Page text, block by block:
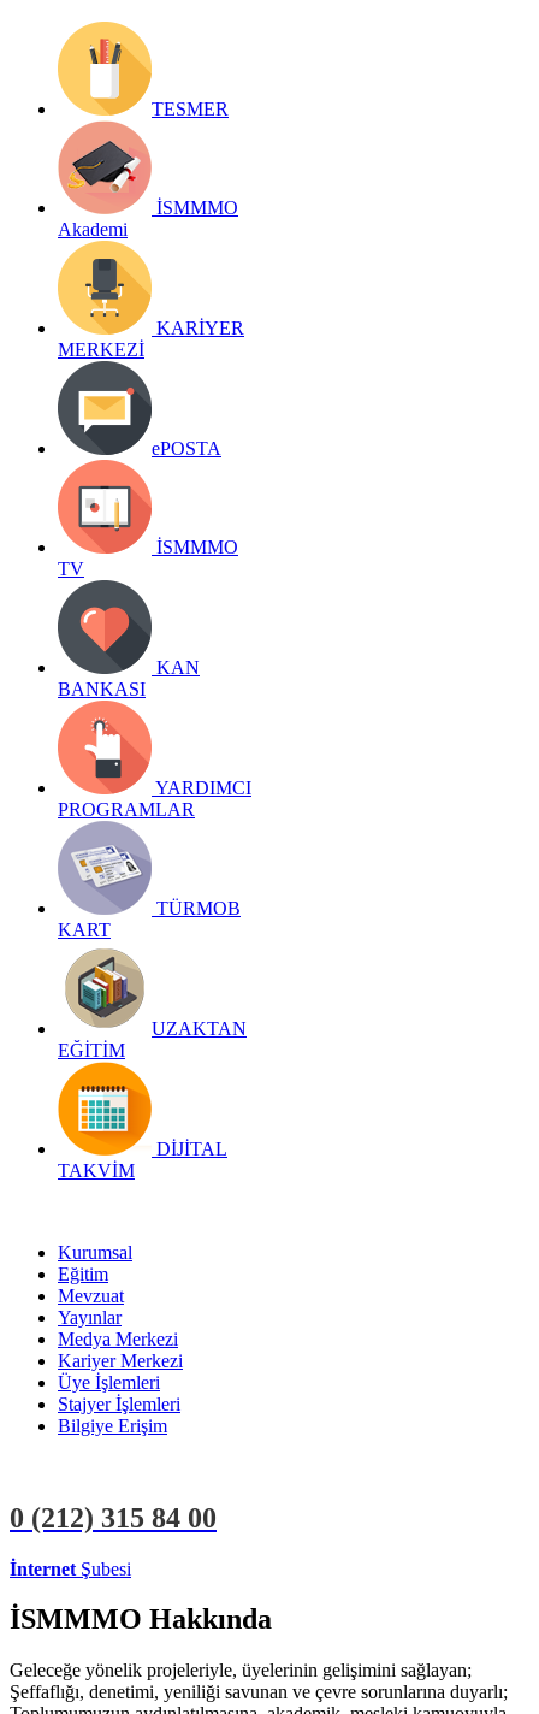
TESMER
İSMMMO
Akademi
KARİYER
MERKEZİ
ePOSTA
İSMMMO
TV
KAN
BANKASI
YARDIMCI
PROGRAMLAR
TÜRMOB
KART
UZAKTAN
EĞİTİM
DİJİTAL
TAKVİM
Kurumsal
Eğitim
Mevzuat
Yayınlar
Medya Merkezi
Kariyer Merkezi
Üye İşlemleri
Stajyer İşlemleri
Bilgiye Erişim
0 (212) 315 84 00
İnternet Şubesi
İSMMMO Hakkında
Geleceğe yönelik projeleriyle, üyelerinin gelişimini sağlayan;
Şeffaflığı, denetimi, yeniliği savunan ve çevre sorunlarına duyarlı;